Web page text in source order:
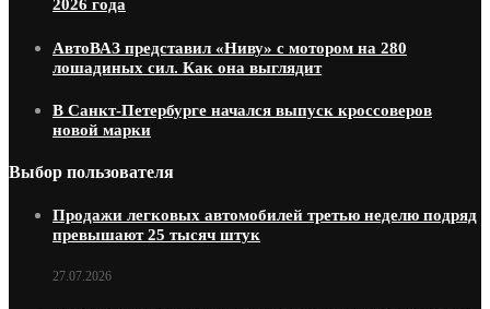
2026 года
АвтоВАЗ представил «Ниву» с мотором на 280
лошадиных сил. Как она выглядит
В Санкт-Петербурге начался выпуск кроссоверов
новой марки
Выбор пользователя
Продажи легковых автомобилей третью неделю подряд
превышают 25 тысяч штук
27.07.2026